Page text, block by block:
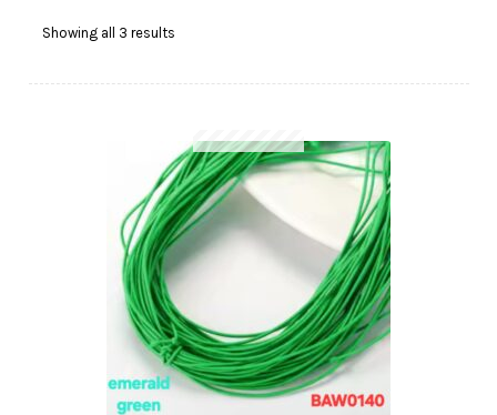
Cart
Konfirmasi Pembayaran
Cara Order
Showing all 3 results